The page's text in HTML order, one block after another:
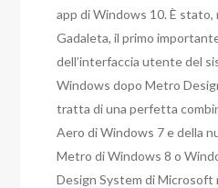
app di Windows 10. È stato,
Gadaleta, il primo
dell’interfaccia utente del
Windows dopo Metro
tratta di una perfetta
Aero di Windows 7 e della
Metro di Windows 8 o
Design System di Microsoft